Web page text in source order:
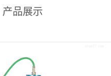
产品展示